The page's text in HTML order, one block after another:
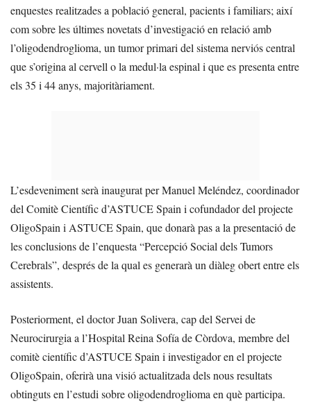
enquestes realitzades a població general, pacients i familiars; així
com sobre les últimes novetats d’investigació en relació amb
l’oligodendroglioma, un tumor primari del sistema nerviós central
que s’origina al cervell o la medul·la espinal i que es presenta entre
els 35 i 44 anys, majoritàriament.
L’esdeveniment serà inaugurat per Manuel Meléndez, coordinador
del Comitè Científic d’ASTUCE Spain i cofundador del projecte
OligoSpain i ASTUCE Spain, que donarà pas a la presentació de
les conclusions de l’enquesta “Percepció Social dels Tumors
Cerebrals”, després de la qual es generarà un diàleg obert entre els
assistents.
Posteriorment, el doctor Juan Solivera, cap del Servei de
Neurocirurgia a l’Hospital Reina Sofía de Còrdova, membre del
comitè científic d’ASTUCE Spain i investigador en el projecte
OligoSpain, oferirà una visió actualitzada dels nous resultats
obtinguts en l’estudi sobre oligodendroglioma en què participa.